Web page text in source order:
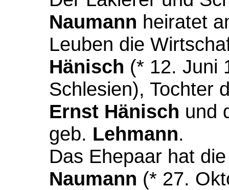
Naumann heiratet
Leuben die
Hänisch (* 12. Juni
Schlesien), Tochter
Ernst Hänisch und
geb. Lehmann.
Das Ehepaar hat
Naumann (* 27.